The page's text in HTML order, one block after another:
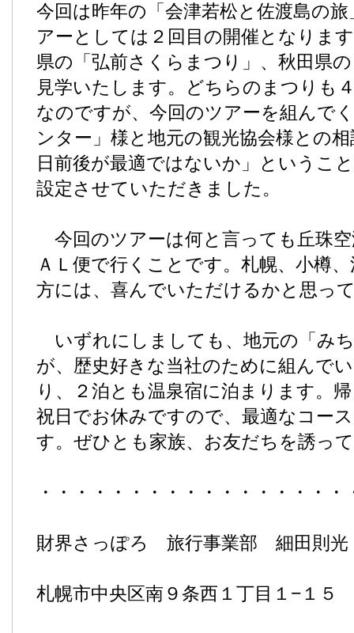
今回は昨年の「会津若松と佐渡島の
アーとしては２回目の開催となりま
県の「弘前さくらまつり」、秋田県
見学いたします。どちらのまつりも
なのですが、今回のツアーを組んで
ンター」様と地元の観光協会様との
日前後が最適ではないか」というこ
設定させていただきました。
今回のツアーは何と言っても丘珠
ＡＬ便で行くことです。札幌、小樽
方には、喜んでいただけるかと思っ
いずれにしましても、地元の「み
が、歴史好きな当社のために組んで
り、２泊とも温泉宿に泊まります。
祝日でお休みですので、最適なコー
す。ぜひとも家族、お友だちを誘っ
・・・・・・・・・・・・・・・・・
財界さっぽろ 旅行事業部 細田則光
札幌市中央区南９条西１丁目１−１５